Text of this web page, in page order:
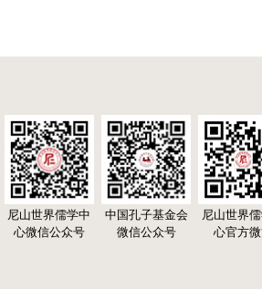
尼山世界儒学中
心微信公众号
中国孔子基金会
微信公众号
尼山世界
心官方